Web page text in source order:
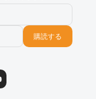
購読する